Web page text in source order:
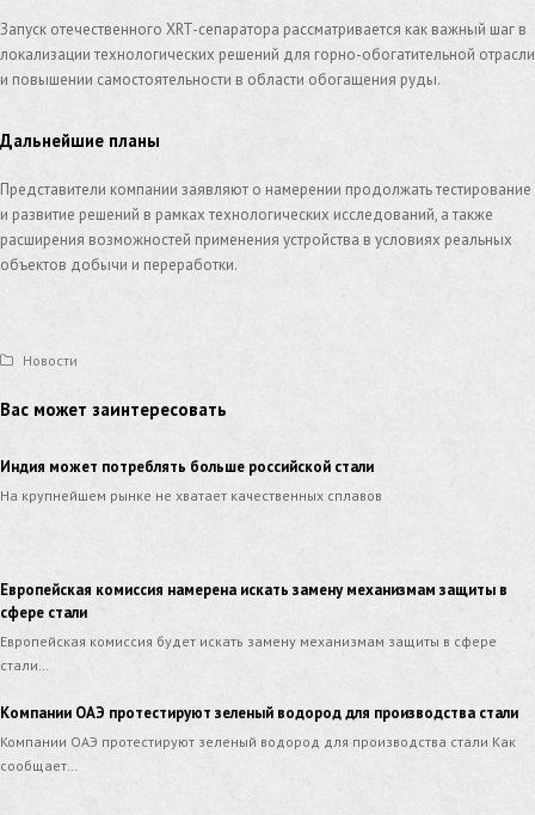
Запуск отечественного XRT-сепаратора рассматривается как важный шаг в
локализации технологических решений для горно-обогатительной отрасли
и повышении самостоятельности в области обогащения руды.
Дальнейшие планы
Представители компании заявляют о намерении продолжать тестирование
и развитие решений в рамках технологических исследований, а также
расширения возможностей применения устройства в условиях реальных
объектов добычи и переработки.
Новости
Вас может заинтересовать
Индия может потреблять больше российской стали
На крупнейшем рынке не хватает качественных сплавов
Европейская комиссия намерена искать замену механизмам защиты в
сфере стали
Европейская комиссия будет искать замену механизмам защиты в сфере
стали…
Компании ОАЭ протестируют зеленый водород для производства стали
Компании ОАЭ протестируют зеленый водород для производства стали Как
сообщает…